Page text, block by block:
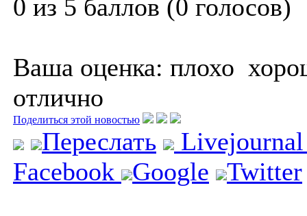
0 из 5 баллов (0 голосов)
Ваша оценка: плохо
отлично
Поделиться этой новостью
Переслать
Facebook
Google Twitter